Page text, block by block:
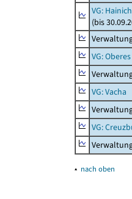
VG:
(bis
VG:
VG: Vacha
VG:
▴ nach oben